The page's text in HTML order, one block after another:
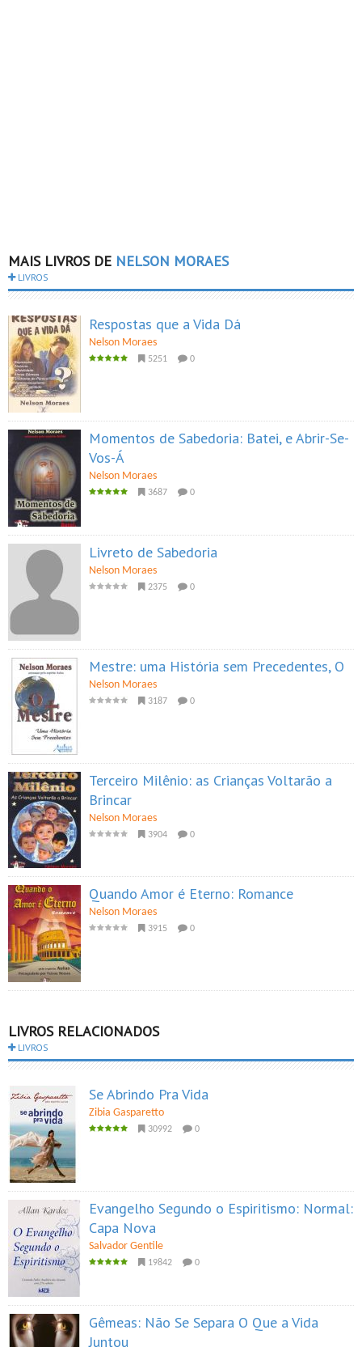
MAIS LIVROS DE NELSON MORAES
LIVROS
Respostas que a Vida Dá
Nelson Moraes
5251 0
Momentos de Sabedoria: Batei, e Abrir-Se-
Vos-Á
Nelson Moraes
3687 0
Livreto de Sabedoria
Nelson Moraes
2375 0
Mestre: uma História sem Precedentes, O
Nelson Moraes
3187 0
Terceiro Milênio: as Crianças Voltarão a
Brincar
Nelson Moraes
3904 0
Quando Amor é Eterno: Romance
Nelson Moraes
3915 0
LIVROS RELACIONADOS
LIVROS
Se Abrindo Pra Vida
Zibia Gasparetto
30992 0
Evangelho Segundo o Espiritismo: Normal:
Capa Nova
Salvador Gentile
19842 0
Gêmeas: Não Se Separa O Que a Vida
Juntou